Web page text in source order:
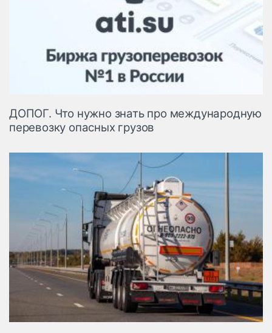
ДОПОГ. Что нужно знать про международную
перевозку опасных грузов